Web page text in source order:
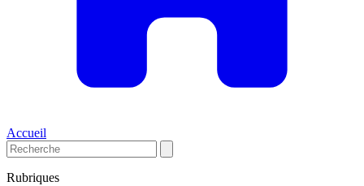
Accueil
Rubriques